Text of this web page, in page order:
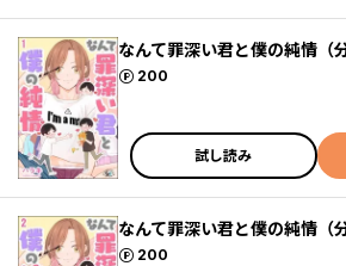
なんて罪深い君と僕の純情（
200
ポイント
試し読み
なんて罪深い君と僕の純情（
200
ポイント